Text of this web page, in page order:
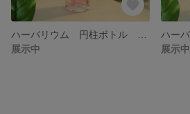
展示中
展示中